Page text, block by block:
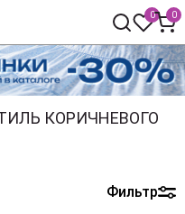
0 0
КОРИЧНЕВОГО
Фильтр